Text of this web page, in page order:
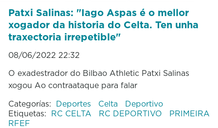
Patxi Salinas: "Iago Aspas é o mellor
xogador da historia do Celta. Ten unha
traxectoria irrepetible"
08/06/2022 22:32
O exadestrador do Bilbao Athletic Patxi Salinas
xogou Ao contraataque para falar
Categorías: Deportes Celta
Deportivo
Etiquetas: RC CELTA RC DEPORTIVO
PRIMEIRA
RFEF